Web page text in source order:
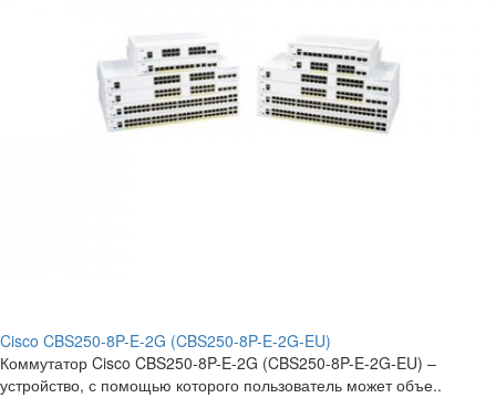
Cisco CBS250-8P-E-2G (CBS250-8P-E-2G-EU)
Коммутатор Cisco CBS250-8P-E-2G (CBS250-8P-E-2G-EU) –
устройство, с помощью которого пользователь может объе..